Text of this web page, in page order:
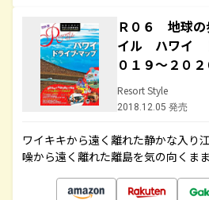
Ｒ０６ 地球
イル ハワイ
０１９～２０２
Resort Style
2018.12.05 発売
ワイキキから遠く離れた静かな入り
噪から遠く離れた離島を気の向くま